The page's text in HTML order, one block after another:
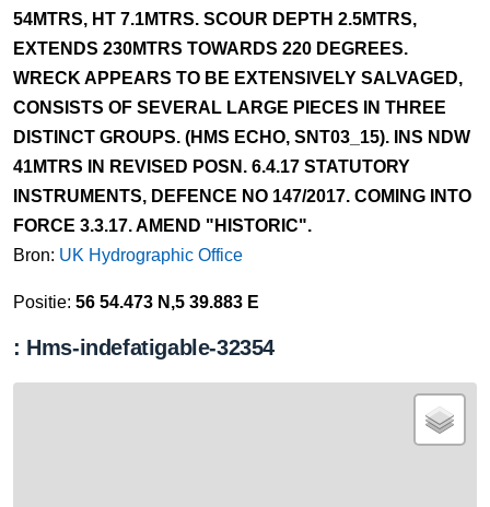
54MTRS, HT 7.1MTRS. SCOUR DEPTH 2.5MTRS,
EXTENDS 230MTRS TOWARDS 220 DEGREES.
WRECK APPEARS TO BE EXTENSIVELY SALVAGED,
CONSISTS OF SEVERAL LARGE PIECES IN THREE
DISTINCT GROUPS. (HMS ECHO, SNT03_15). INS NDW
41MTRS IN REVISED POSN. 6.4.17 STATUTORY
INSTRUMENTS, DEFENCE NO 147/2017. COMING INTO
FORCE 3.3.17. AMEND "HISTORIC".
Bron: UK Hydrographic Office
Positie: 56 54.473 N,5 39.883 E
: Hms-indefatigable-32354